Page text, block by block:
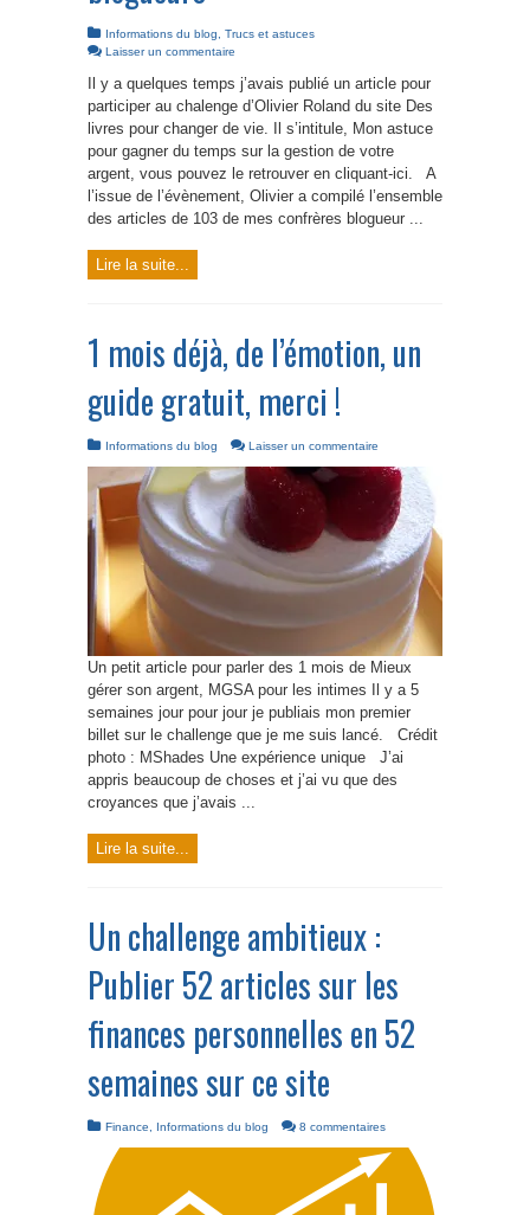
Informations du blog
Trucs et astuces
Laisser un commentaire
Il y a quelques temps j’avais publié un article pour
participer au chalenge d’Olivier Roland du site Des
livres pour changer de vie. Il s’intitule, Mon astuce
pour gagner du temps sur la gestion de votre
argent, vous pouvez le retrouver en cliquant-ici. A
l’issue de l’évènement, Olivier a compilé l’ensemble
des articles de 103 de mes confrères blogueur ...
Lire la suite...
1 mois déjà, de l’émotion, un
guide gratuit, merci !
Informations du blog Laisser un commentaire
Un petit article pour parler des 1 mois de Mieux
gérer son argent, MGSA pour les intimes Il y a 5
semaines jour pour jour je publiais mon premier
billet sur le challenge que je me suis lancé. Crédit
photo : MShades Une expérience unique J’ai
appris beaucoup de choses et j’ai vu que des
croyances que j’avais ...
Lire la suite...
Un challenge ambitieux :
Publier 52 articles sur les
finances personnelles en 52
semaines sur ce site
Finance Informations du blog 8 commentaires